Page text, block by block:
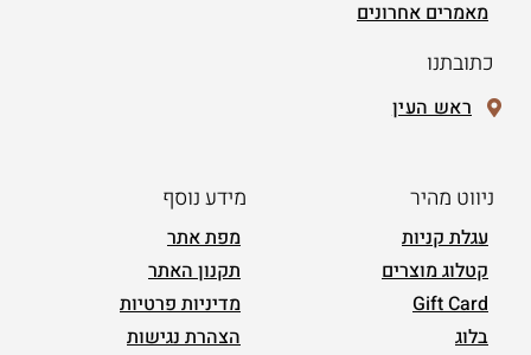
מאמרים אחרונים
כתובתנו
ראש העין
ניווט מהיר
עגלת קניות
קטלוג מוצרים
Gift Card
בלוג
מידע נוסף
מפת אתר
תקנון האתר
מדיניות פרטיות
הצהרת נגישות